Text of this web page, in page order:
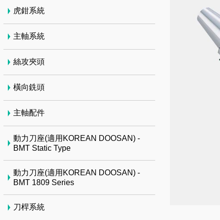
虎鉗系統
主軸系統
絲攻夾頭
橫向銑頭
主軸配件
動力刀座(適用KOREAN DOOSAN) -
BMT Static Type
動力刀座(適用KOREAN DOOSAN) -
BMT 1809 Series
刀桿系統